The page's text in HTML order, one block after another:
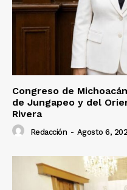
Congreso de
de Jungapeo y del
Rivera
Redacción - Agosto 6,